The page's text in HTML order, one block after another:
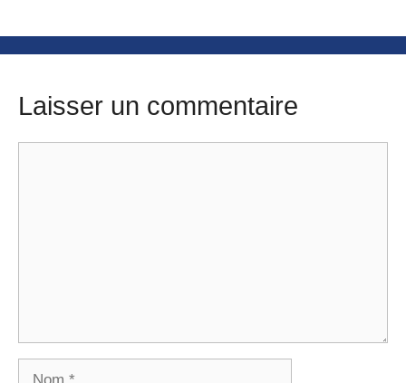
Laisser un commentaire